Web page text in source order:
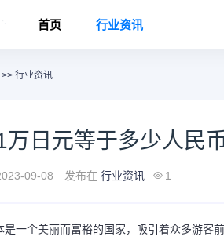
首页 行业资讯
>> 行业资讯
万日元等于多少人民币
09-08 发布在 行业资讯 1
是一个美丽而富裕的国家，吸引着众多游客